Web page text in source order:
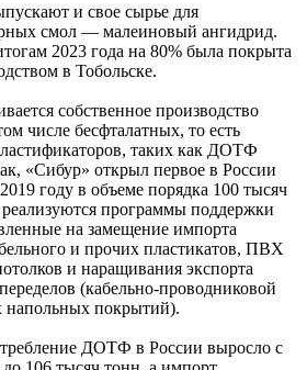
и свое сырье для
смол — малеиновый ангидрид.
2023 года на 80% была покрыта
в Тобольске.
собственное производство
числе бесфталатных, то есть
таких как ДОТФ
«Сибур» открыл первое в России
году в объеме порядка 100 тысяч
программы поддержки
на замещение импорта
и прочих пластикатов, ПВХ
и наращивания экспорта
(кабельно-проводниковой
покрытий).
ДОТФ в России выросло с